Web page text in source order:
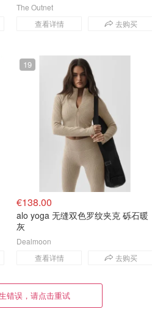
查看详情 去购买
The Outnet
19
€138.00
alo yoga 无缝双色罗纹夹克 砾石暖
灰
查看详情 去购买
Dealmoon